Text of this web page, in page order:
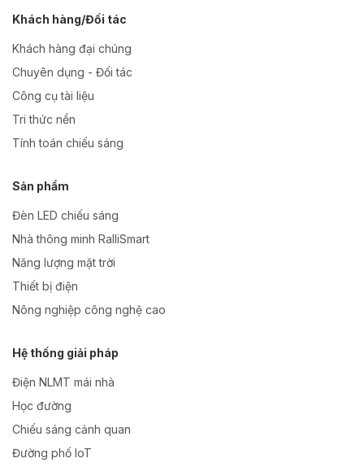
Khách hàng/Đối tác
Khách hàng đại chúng
Chuyên dụng - Đối tác
Công cụ tài liệu
Tri thức nền
Tính toán chiếu sáng
Sản phẩm
Đèn LED chiếu sáng
Nhà thông minh RalliSmart
Năng lượng mặt trời
Thiết bị điện
Nông nghiệp công nghệ cao
Hệ thống giải pháp
Điện NLMT mái nhà
Học đường
Chiếu sáng cảnh quan
Đường phố IoT